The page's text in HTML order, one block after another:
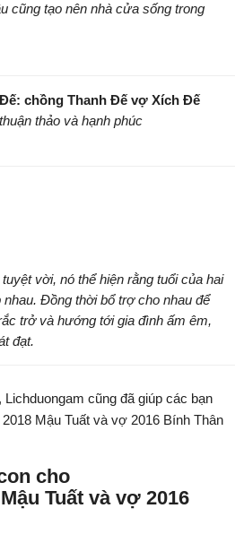
cũng tạo nên nhà cửa sống trong
chồng Thanh Đế vợ Xích Đế
thảo và hạnh phúc
vời, nó thể hiện rằng tuổi của hai
Đồng thời bổ trợ cho nhau để
trở và hướng tới gia đình ấm êm,
đạt.
cũng đã giúp các bạn
Mậu Tuất và vợ 2016 Bính Thân
cho
Tuất và vợ 2016